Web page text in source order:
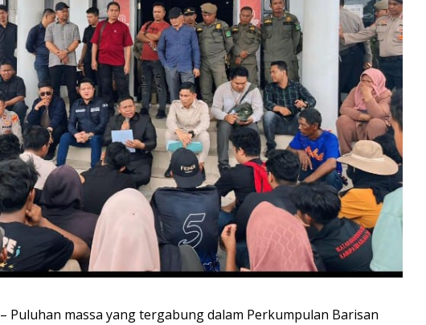
– Puluhan massa yang tergabung dalam Perkumpulan Barisan